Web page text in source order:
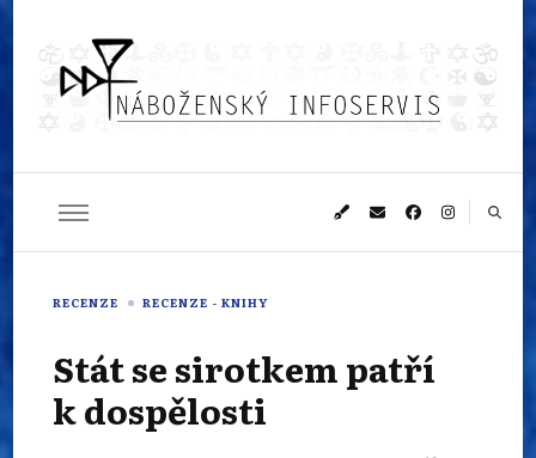
Náboženský
infoservis
RECENZE RECENZE - KNIHY
Stát se sirotkem patří
k dospělosti